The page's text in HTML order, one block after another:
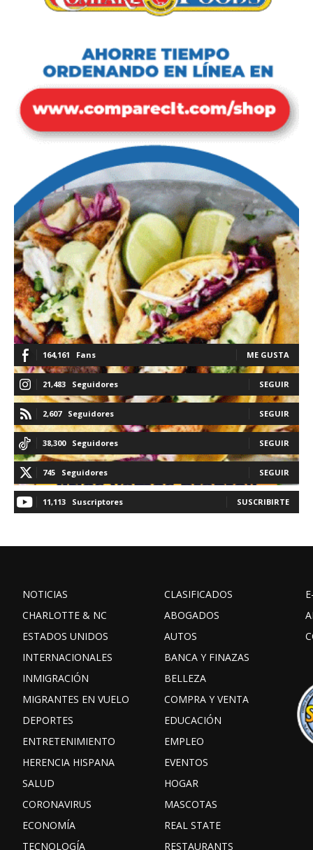
164,161 Fans ME GUSTA
21,483 Seguidores SEGUIR
2,607 Seguidores SEGUIR
38,300 Seguidores SEGUIR
745 Seguidores SEGUIR
11,113 Suscriptores SUSCRIBIRTE
NOTICIAS
CHARLOTTE & NC
ESTADOS UNIDOS
INTERNACIONALES
INMIGRACIÓN
MIGRANTES EN VUELO
DEPORTES
ENTRETENIMIENTO
HERENCIA HISPANA
SALUD
CORONAVIRUS
ECONOMÍA
TECNOLOGÍA
CLASIFICADOS
ABOGADOS
AUTOS
BANCA Y FINAZAS
BELLEZA
COMPRA Y VENTA
EDUCACIÓN
EMPLEO
EVENTOS
HOGAR
MASCOTAS
REAL STATE
RESTAURANTS